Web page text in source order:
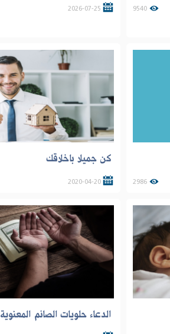
9540
2026-07-25
2986
كن جميلا باخلاقك
2020-04-20
الدعاء حلويات الصائم المعنوية